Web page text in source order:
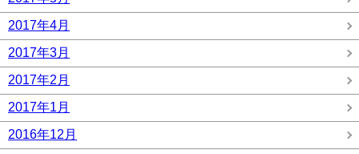
2017年4月
2017年3月
2017年2月
2017年1月
2016年12月